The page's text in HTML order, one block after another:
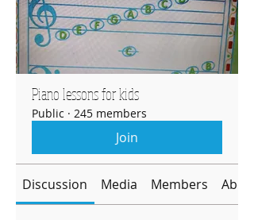
Piano lessons for kids
Public · 245 members
Join
Discussion Media Members About